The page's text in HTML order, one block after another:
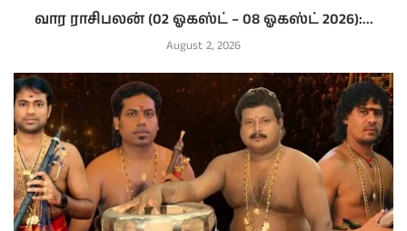
வார ராசிபலன் (02 ஓகஸ்ட் – 08 ஓகஸ்ட் 2026):...
August 2, 2026